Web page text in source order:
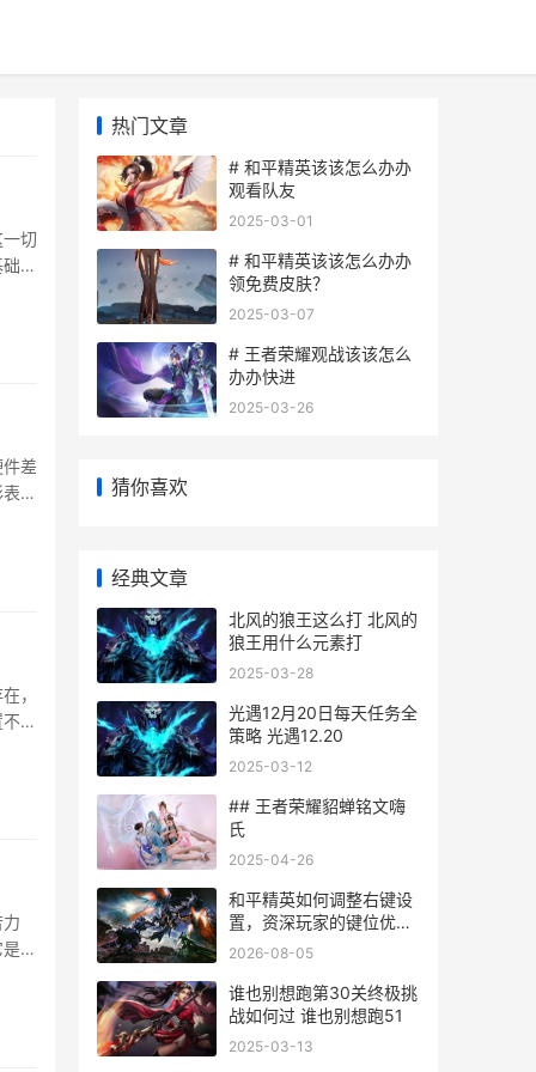
切
的
差
现
，
仅
一
热门文章
# 和平精英该该怎么办办
观看队友
2025-03-01
# 和平精英该该怎么办办
领免费皮肤？
2025-03-07
# 王者荣耀观战该该怎么
办办快进
2025-03-26
猜你喜欢
经典文章
北风的狼王这么打 北风的
狼王用什么元素打
2025-03-28
光遇12月20日每天任务全
策略 光遇12.20
2025-03-12
## 王者荣耀貂蝉铭文嗨
氏
2025-04-26
和平精英如何调整右键设
置，资深玩家的键位优化
指南
2026-08-05
谁也别想跑第30关终极挑
战如何过 谁也别想跑51
2025-03-13